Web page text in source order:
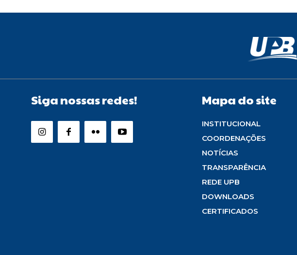
Siga nossas redes! Mapa do site
INSTITUCIONAL
COORDENAÇÕES
NOTÍCIAS
TRANSPARÊNCIA
REDE UPB
DOWNLOADS
CERTIFICADOS